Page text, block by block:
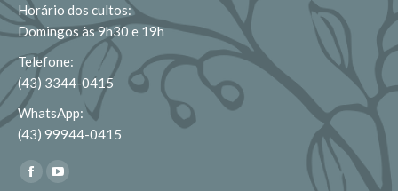
Horário dos cultos:
Domingos às 9h30 e 19h
Telefone:
(43) 3344-0415
WhatsApp:
(43) 99944-0415
Encontre-nos em:
Facebook